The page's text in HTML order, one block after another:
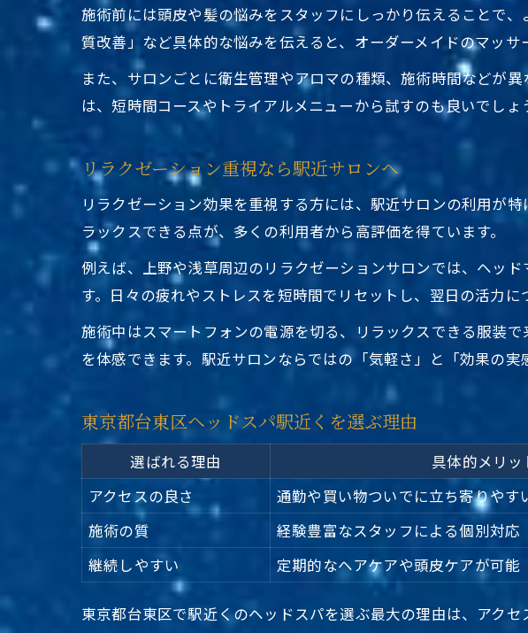
東京都台東区
髪質改善を望
施術前には頭皮や髪の悩みをスタッフにしっかり伝えることで
質改善」など具体的な悩みを伝えると、オーダーメイドのマッサ
また、サロンごとに衛生管理やアロマの種類、施術時間などが
は、短時間コースやトライアルメニューから試すのも良いでしょ
リラクゼーション重視なら駅近サロンへ
リラクゼーション効果を重視する方には、駅近サロンの利用が
ラックスできる点が、多くの利用者から高評価を得ています。
例えば、上野や浅草周辺のリラクゼーションサロンでは、ヘッ
す。日々の疲れやストレスを短時間でリセットし、翌日の活力に
施術中はスマートフォンの電源を切る、リラックスできる服装
を体感できます。駅近サロンならではの「気軽さ」と「効果の実
東京都台東区ヘッドスパ駅近くを選ぶ理由
選ばれる理由 具体的メリッ
アクセスの良さ
通勤や買い物ついでに立ち寄りやす
施術の質
経験豊富なスタッフによる個別対応
継続しやすい
定期的なヘアケアや頭皮ケアが可能
東京都台東区で駅近くのヘッドスパを選ぶ最大の理由は、アク